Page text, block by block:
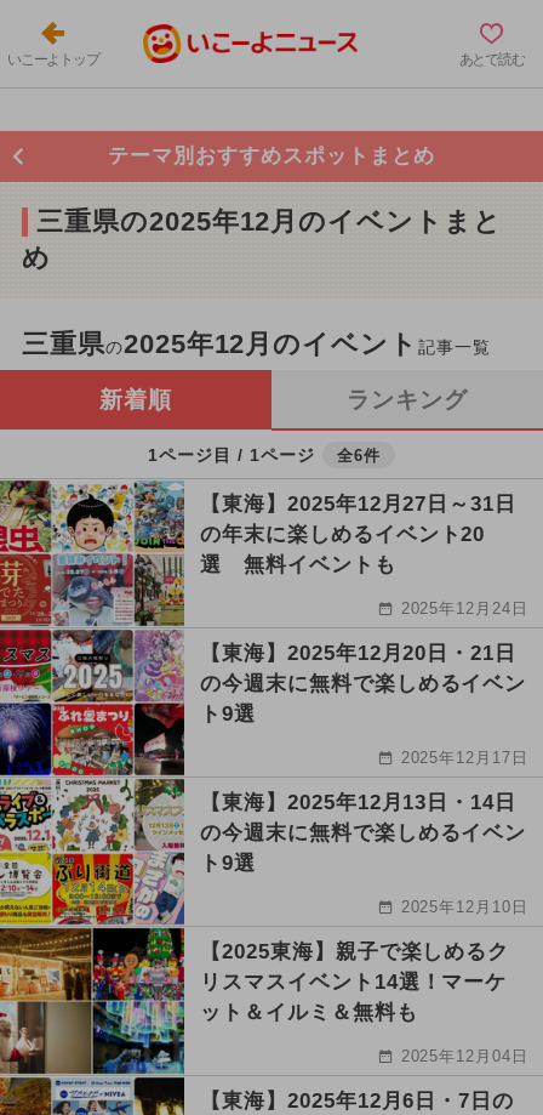
いこーよトップ あとで読む
テーマ別おすすめスポットまとめ
三重県の2025年12月のイベントまと
め
三重県の2025年12月のイベント記事一覧
新着順 ランキング
1ページ目 / 1ページ 全6件
【東海】2025年12月27日～31日
の年末に楽しめるイベント20
選 無料イベントも
2025年12月24日
【東海】2025年12月20日・21日
の今週末に無料で楽しめるイベン
ト9選
2025年12月17日
【東海】2025年12月13日・14日
の今週末に無料で楽しめるイベン
ト9選
2025年12月10日
【2025東海】親子で楽しめるク
リスマスイベント14選！マーケ
ット＆イルミ＆無料も
2025年12月04日
【東海】2025年12月6日・7日の